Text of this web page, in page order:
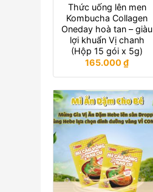
Thức uống lên men
Kombucha Collagen
Oneday hoà tan – giàu
lợi khuẩn Vị chanh
(Hộp 15 gói x 5g)
165.000₫